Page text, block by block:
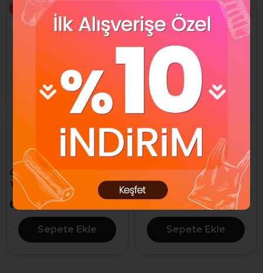
ÖGEM ŞARKÜTERİ POŞET
TORBA 20X30 500 ADET
₺140,00 ₺392,99
Sepete Ekle
%64
ÖGEM ŞARKÜTERİ POŞET
TORBA 23X36 400 ADET
₺392,99
Sepete Ekle